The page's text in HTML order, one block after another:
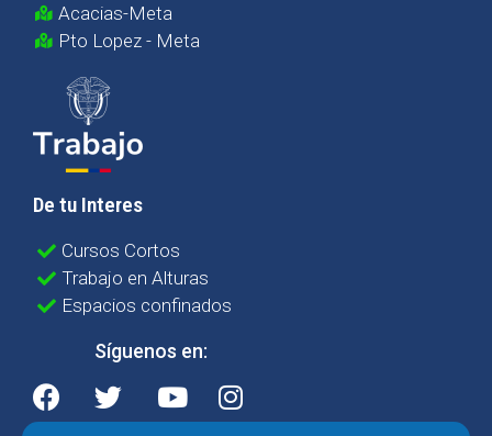
Acacias-Meta
Pto Lopez - Meta
De tu Interes
Cursos Cortos
Trabajo en Alturas
Espacios confinados
Síguenos en: